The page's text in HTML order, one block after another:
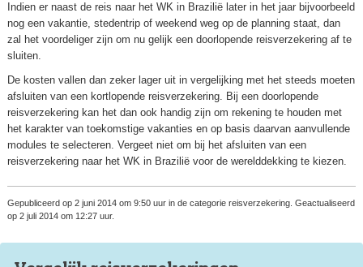
Indien er naast de reis naar het WK in Brazilië later in het jaar bijvoorbeeld
nog een vakantie, stedentrip of weekend weg op de planning staat, dan
zal het voordeliger zijn om nu gelijk een doorlopende reisverzekering af te
sluiten.
De kosten vallen dan zeker lager uit in vergelijking met het steeds moeten
afsluiten van een kortlopende reisverzekering. Bij een doorlopende
reisverzekering kan het dan ook handig zijn om rekening te houden met
het karakter van toekomstige vakanties en op basis daarvan aanvullende
modules te selecteren. Vergeet niet om bij het afsluiten van een
reisverzekering naar het WK in Brazilië voor de werelddekking te kiezen.
Gepubliceerd op 2 juni 2014 om 9:50 uur in de categorie reisverzekering. Geactualiseerd
op 2 juli 2014 om 12:27 uur.